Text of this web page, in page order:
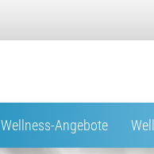
Wellness-Angebote